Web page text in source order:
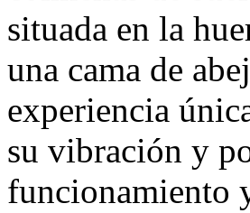
situada en la
una cama de
experiencia
su vibración y
funcionamiento